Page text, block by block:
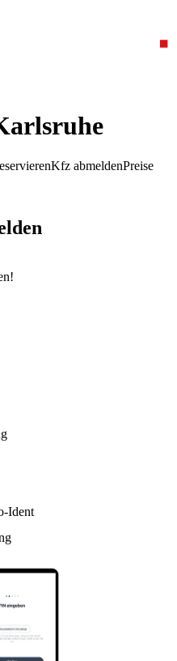
Kfz abmeldenPreise
Ident